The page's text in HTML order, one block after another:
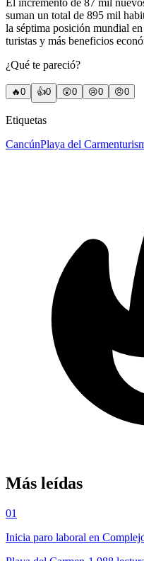
El incremento de 87 mil
suman un total de 895 mil
la séptima posición mundial
turistas y más beneficios
¿Qué te pareció?
🔥0 👍0 😲0 😢0 😠0
Etiquetas
CancúnPlaya del Carmen
Más leídas
01
Inicia paro laboral en